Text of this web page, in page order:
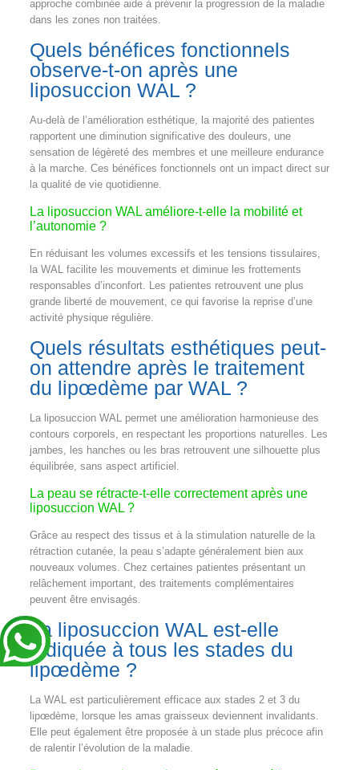
approche combinée aide à prévenir la progression de la maladie
dans les zones non traitées.
Quels bénéfices fonctionnels
observe-t-on après une
liposuccion WAL ?
Au-delà de l’amélioration esthétique, la majorité des patientes
rapportent une diminution significative des douleurs, une
sensation de légèreté des membres et une meilleure endurance
à la marche. Ces bénéfices fonctionnels ont un impact direct sur
la qualité de vie quotidienne.
La liposuccion WAL améliore-t-elle la mobilité et
l’autonomie ?
En réduisant les volumes excessifs et les tensions tissulaires,
la WAL facilite les mouvements et diminue les frottements
responsables d’inconfort. Les patientes retrouvent une plus
grande liberté de mouvement, ce qui favorise la reprise d’une
activité physique régulière.
Quels résultats esthétiques peut-
on attendre après le traitement
du lipœdème par WAL ?
La liposuccion WAL permet une amélioration harmonieuse des
contours corporels, en respectant les proportions naturelles. Les
jambes, les hanches ou les bras retrouvent une silhouette plus
équilibrée, sans aspect artificiel.
La peau se rétracte-t-elle correctement après une
liposuccion WAL ?
Grâce au respect des tissus et à la stimulation naturelle de la
rétraction cutanée, la peau s’adapte généralement bien aux
nouveaux volumes. Chez certaines patientes présentant un
relâchement important, des traitements complémentaires
peuvent être envisagés.
La liposuccion WAL est-elle
indiquée à tous les stades du
lipœdème ?
La WAL est particulièrement efficace aux stades 2 et 3 du
lipœdème, lorsque les amas graisseux deviennent invalidants.
Elle peut également être proposée à un stade plus précoce afin
de ralentir l’évolution de la maladie.